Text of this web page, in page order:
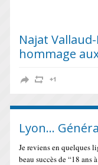
Najat
hommage
Lyon…
Je reviens en quelques
beau succès de “18 ans